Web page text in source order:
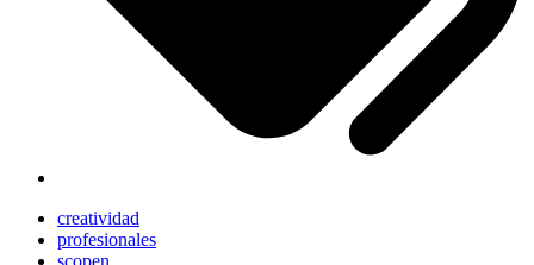
creatividad
profesionales
scopen